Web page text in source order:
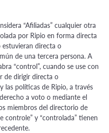
“Afiliadas” cualquier otra
por Ripio en forma directa
directa o
de una tercera persona. A
“control”, cuando se use con
de dirigir directa o
las políticas de Ripio, a través
a voto o mediante el
miembros del directorio de
controle” y “controlada” tienen